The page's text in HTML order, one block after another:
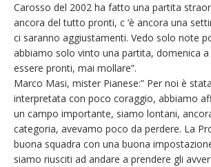
Carosso del 2002 ha fatto una partita
ancora del tutto pronti, c ‘è ancora una
ci saranno aggiustamenti. Vedo solo note
abbiamo solo vinto una partita, domenica
essere pronti, mai mollare”.
Marco Masi, mister Pianese:” Per noi è
interpretata con poco coraggio, abbiamo
un campo importante, siamo lontani,
categoria, avevamo poco da perdere. La
buona squadra con una buona
siamo riusciti ad andare a prendere gli